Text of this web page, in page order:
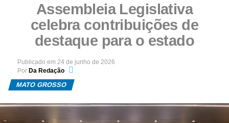
Assembleia Legislativa
celebra contribuições de
destaque para o estado
Publicado em 24 de junho de 2026
Por Da Redação
MATO GROSSO